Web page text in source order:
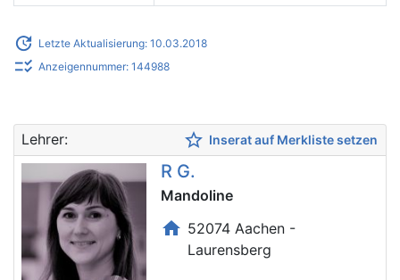
update Letzte Aktualisierung: 10.03.2018
checklist_rtl Anzeigennummer: 144988
Lehrer: star_border Inserat auf Merkliste setzen
R G.
Mandoline
home 52074 Aachen -
Laurensberg